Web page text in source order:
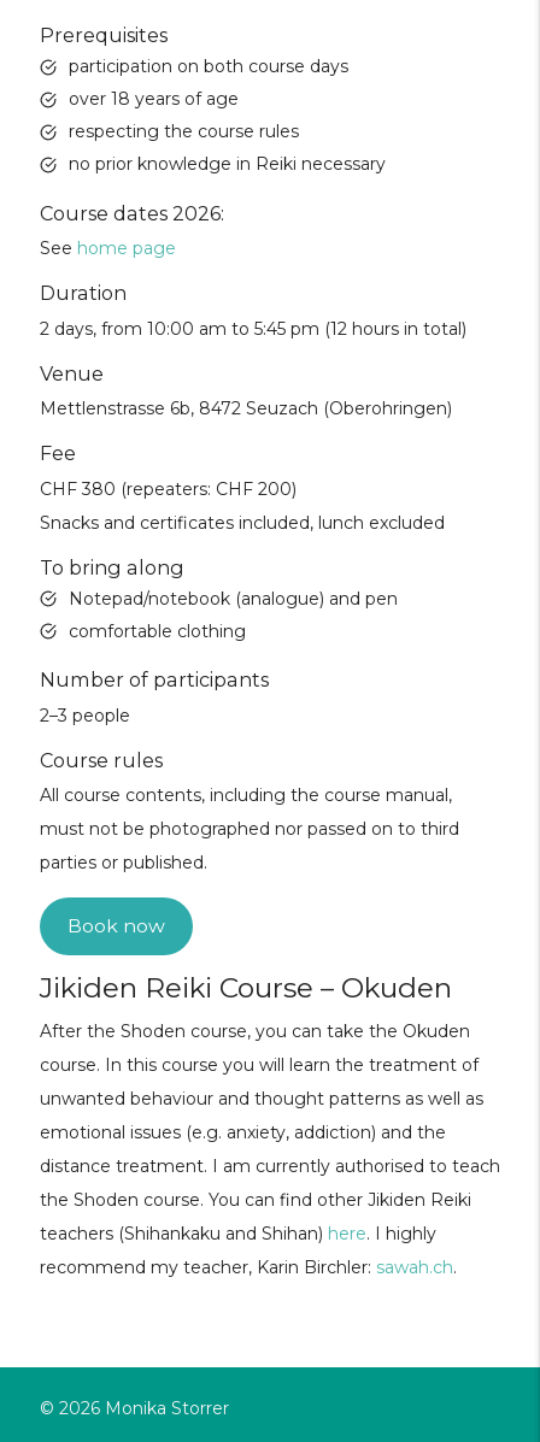
Prerequisites
participation on both course days
over 18 years of age
respecting the course rules
no prior knowledge in Reiki necessary
Course dates 2026:
See home page
Duration
2 days, from 10:00 am to 5:45 pm (12 hours in total)
Venue
Mettlenstrasse 6b, 8472 Seuzach (Oberohringen)
Fee
CHF 380 (repeaters: CHF 200)
Snacks and certificates included, lunch excluded
To bring along
Notepad/notebook (analogue) and pen
comfortable clothing
Number of participants
2–3 people
Course rules
All course contents, including the course manual,
must not be photographed nor passed on to third
parties or published.
Book now
Jikiden Reiki Course – Okuden
After the Shoden course, you can take the Okuden
course. In this course you will learn the treatment of
unwanted behaviour and thought patterns as well as
emotional issues (e.g. anxiety, addiction) and the
distance treatment. I am currently authorised to teach
the Shoden course. You can find other Jikiden Reiki
teachers (Shihankaku and Shihan) here. I highly
recommend my teacher, Karin Birchler: sawah.ch.
© 2026 Monika Storrer